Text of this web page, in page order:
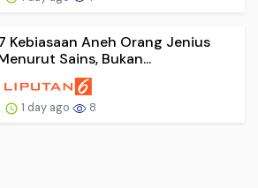
Kebiasaan Aneh Orang Jenius
Sains, Bukan...
1 day ago 8